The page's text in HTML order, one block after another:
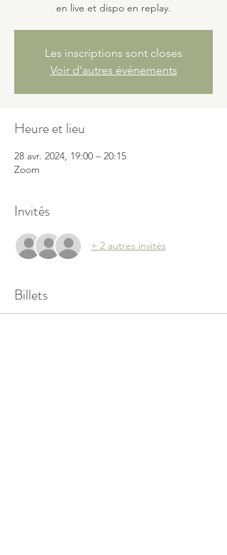
en live et dispo en replay.
Les inscriptions sont closes
Voir d'autres événements
Heure et lieu
28 avr. 2024, 19:00 – 20:15
Zoom
Invités
+ 2 autres invités
Billets